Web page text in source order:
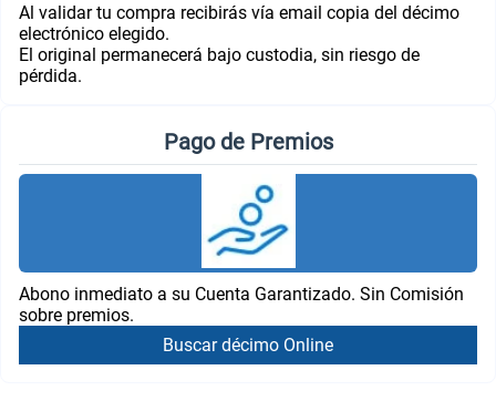
Al validar tu compra recibirás vía email copia del décimo
electrónico elegido.
El original permanecerá bajo custodia, sin riesgo de
pérdida.
Pago de Premios
Abono inmediato a su Cuenta Garantizado. Sin Comisión
sobre premios.
Buscar décimo Online